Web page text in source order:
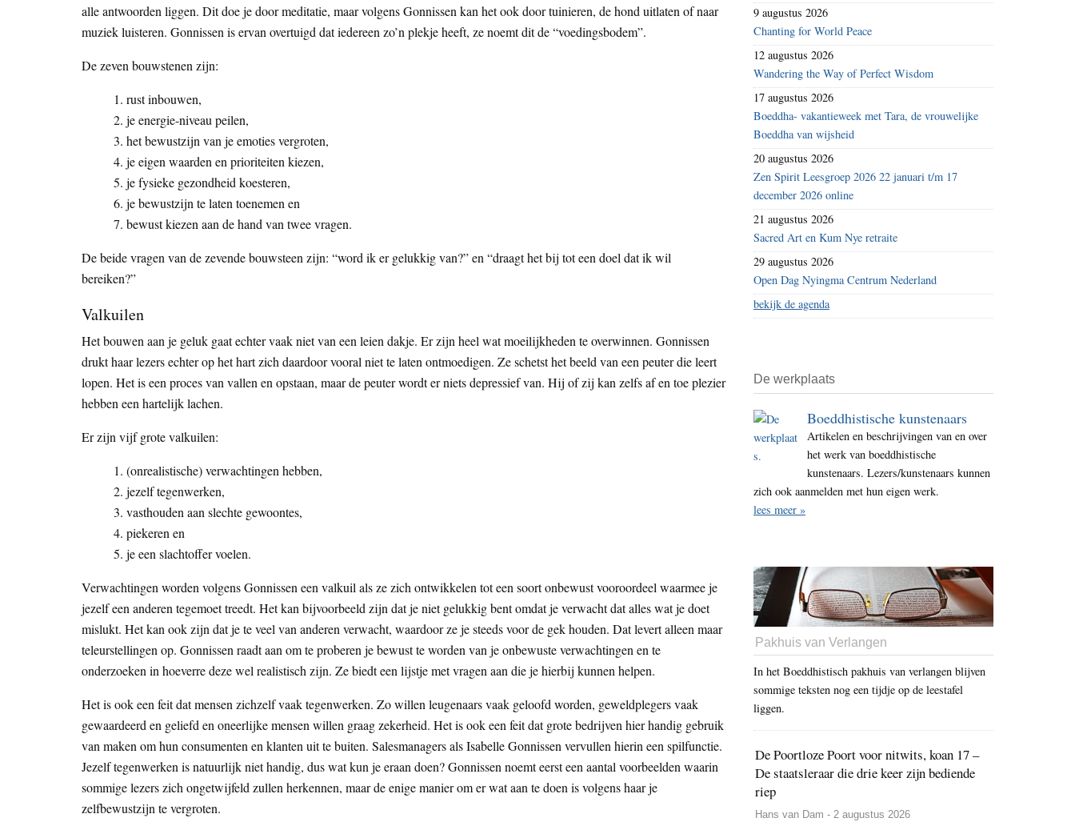
alle antwoorden liggen. Dit doe je door meditatie, maar volgens Gonnissen kan het ook door tuinieren, de hond uitlaten of naar
muziek luisteren. Gonnissen is ervan overtuigd dat iedereen zo’n plekje heeft, ze noemt dit de “voedingsbodem”.
De zeven bouwstenen zijn:
rust inbouwen,
je energie-niveau peilen,
het bewustzijn van je emoties vergroten,
je eigen waarden en prioriteiten kiezen,
je fysieke gezondheid koesteren,
je bewustzijn te laten toenemen en
bewust kiezen aan de hand van twee vragen.
De beide vragen van de zevende bouwsteen zijn: “word ik er gelukkig van?” en “draagt het bij tot een doel dat ik wil
bereiken?”
Valkuilen
Het bouwen aan je geluk gaat echter vaak niet van een leien dakje. Er zijn heel wat moeilijkheden te overwinnen. Gonnissen
drukt haar lezers echter op het hart zich daardoor vooral niet te laten ontmoedigen. Ze schetst het beeld van een peuter die leert
lopen. Het is een proces van vallen en opstaan, maar de peuter wordt er niets depressief van. Hij of zij kan zelfs af en toe plezier
hebben een hartelijk lachen.
Er zijn vijf grote valkuilen:
(onrealistische) verwachtingen hebben,
jezelf tegenwerken,
vasthouden aan slechte gewoontes,
piekeren en
je een slachtoffer voelen.
Verwachtingen worden volgens Gonnissen een valkuil als ze zich ontwikkelen tot een soort onbewust vooroordeel waarmee je
jezelf een anderen tegemoet treedt. Het kan bijvoorbeeld zijn dat je niet gelukkig bent omdat je verwacht dat alles wat je doet
mislukt. Het kan ook zijn dat je te veel van anderen verwacht, waardoor ze je steeds voor de gek houden. Dat levert alleen maar
teleurstellingen op. Gonnissen raadt aan om te proberen je bewust te worden van je onbewuste verwachtingen en te
onderzoeken in hoeverre deze wel realistisch zijn. Ze biedt een lijstje met vragen aan die je hierbij kunnen helpen.
Het is ook een feit dat mensen zichzelf vaak tegenwerken. Zo willen leugenaars vaak geloofd worden, geweldplegers vaak
gewaardeerd en geliefd en oneerlijke mensen willen graag zekerheid. Het is ook een feit dat grote bedrijven hier handig gebruik
van maken om hun consumenten en klanten uit te buiten. Salesmanagers als Isabelle Gonnissen vervullen hierin een spilfunctie.
Jezelf tegenwerken is natuurlijk niet handig, dus wat kun je eraan doen? Gonnissen noemt eerst een aantal voorbeelden waarin
sommige lezers zich ongetwijfeld zullen herkennen, maar de enige manier om er wat aan te doen is volgens haar je
zelfbewustzijn te vergroten.
9 augustus 2026
Chanting for World Peace
12 augustus 2026
Wandering the Way of Perfect Wisdom
17 augustus 2026
Boeddha- vakantieweek met Tara, de vrouwelijke
Boeddha van wijsheid
20 augustus 2026
Zen Spirit Leesgroep 2026 22 januari t/m 17
december 2026 online
21 augustus 2026
Sacred Art en Kum Nye retraite
29 augustus 2026
Open Dag Nyingma Centrum Nederland
bekijk de agenda
De werkplaats
Boeddhistische kunstenaars
Artikelen en beschrijvingen van en over
het werk van boeddhistische
kunstenaars. Lezers/kunstenaars kunnen
zich ook aanmelden met hun eigen werk.
lees meer »
Pakhuis van Verlangen
In het Boeddhistisch pakhuis van verlangen blijven
sommige teksten nog een tijdje op de leestafel
liggen.
De Poortloze Poort voor nitwits, koan 17 –
De staatsleraar die drie keer zijn bediende
riep
Hans van Dam - 2 augustus 2026